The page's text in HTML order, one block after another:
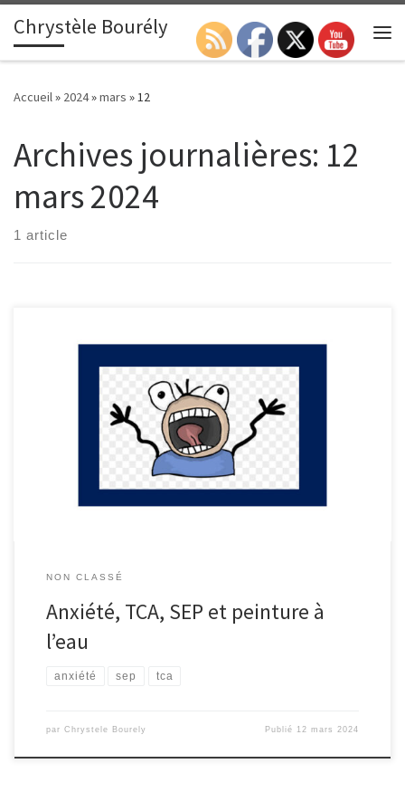
Passer au contenu
Chrystèle Bourély
Search
Accueil» 2024»mars »12
Archives journalières: 12
mars 2024
1 article
Sur ce blog vous allez pouvoir trouver mon témoignage de mon
vécu des crises d’angoisse (de mon adolescence à mes 30 ans) et
phobies, des troubles alimentaires (anorexie atypique) et de vivre
avec une sclérose en plaques. Anxiété / Angoisses / Panique /
Phobies L’anxiété et le stress, tout […]
NON CLASSÉ
Anxiété, TCA, SEP et peinture à
l’eau
anxiété sep tca
par Chrystele Bourely Publié 12 mars 2024